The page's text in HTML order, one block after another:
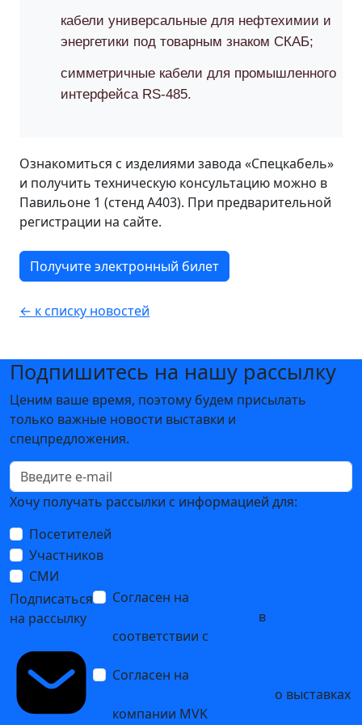
кабели универсальные для нефтехимии и
энергетики под товарным знаком СКАБ;
симметричные кабели для промышленного
интерфейса RS-485.
Ознакомиться с изделиями завода «Спецкабель»
и получить техническую консультацию можно в
Павильоне 1 (стенд A403). При предварительной
регистрации на сайте.
Получите электронный билет
← к списку новостей
Подпишитесь на нашу рассылку
Ценим ваше время, поэтому будем присылать
только важные новости выставки и
спецпредложения.
Хочу получать рассылки с информацией для:
Посетителей
Участников
СМИ
Подписаться
на рассылку
Согласен на
в
соответствии с
Согласен на
о выставках
компании MVK